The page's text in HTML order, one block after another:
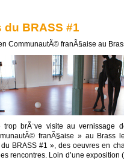
BRASS #1
CommunautÃ© franÃ§aise au
trop brÃ¨ve visite au vernissage
franÃ§aise » au Brass
BRASS #1 », des oeuvres en
rencontres. Loin d’une exposition